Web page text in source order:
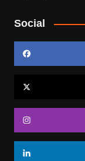
Social